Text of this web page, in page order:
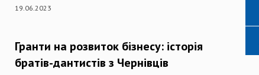
19.06.2023
Гранти на розвиток бізнесу: історія
братів-дантистів з Чернівців